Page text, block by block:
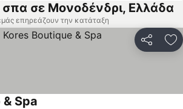
σπα σε Μονοδένδρι, Ελλάδα
επηρεάζουν την κατάταξη
Spa